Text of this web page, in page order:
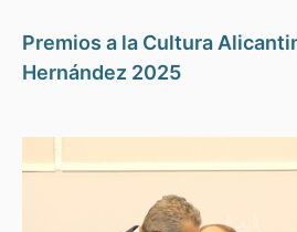
Premios a la Cultura
Hernández 2025